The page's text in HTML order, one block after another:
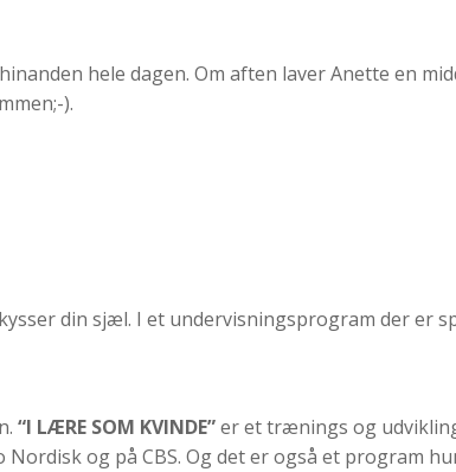
hele dagen. Om aften laver Anette en
).
din sjæl. I et undervisningsprogram der er
“I LÆRE SOM KVINDE”er et trænings og
og på CBS. Og det er også et program